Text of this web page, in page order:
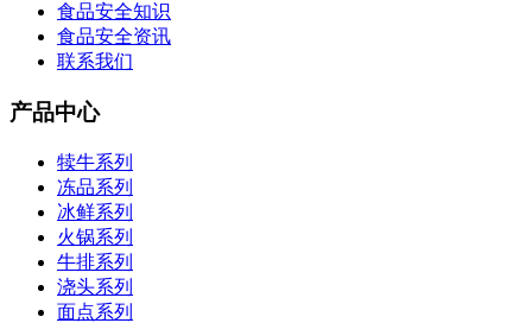
食品安全知识
食品安全资讯
联系我们
产品中心
犊牛系列
冻品系列
冰鲜系列
火锅系列
牛排系列
浇头系列
面点系列